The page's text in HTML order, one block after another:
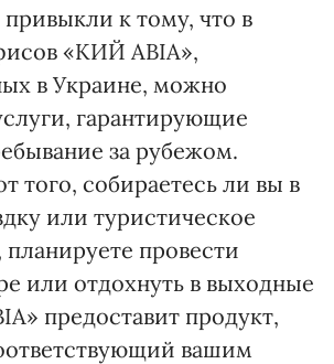
к тому, что в
«КИЙ АВІА»,
в Украине, можно
гарантирующие
за рубежом.
того, собираетесь ли вы в
или туристическое
провести
или отдохнуть в выходные
предоставит продукт,
вашим